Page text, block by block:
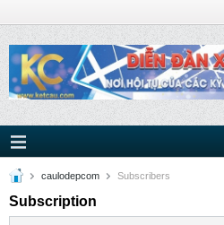
caulodepcom Subscribers
Subscription